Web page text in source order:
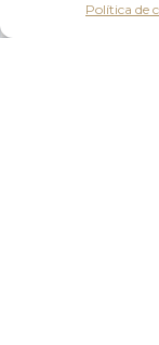
Política de
Estate